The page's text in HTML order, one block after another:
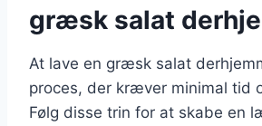
græsk salat
At lave en græsk salat
proces, der kræver minimal tid
Følg disse trin for at skabe en